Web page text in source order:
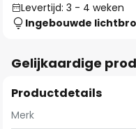
Levertijd: 3 - 4 weken
Ingebouwde
Gelijkaardige
Productdetails
Merk